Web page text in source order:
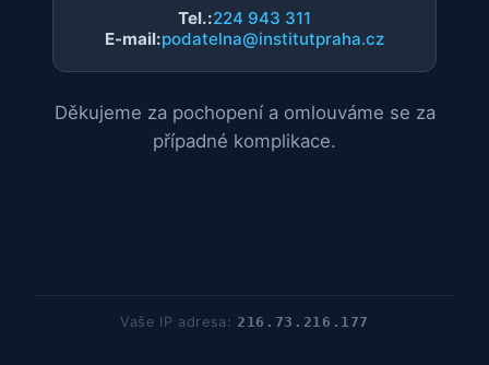
Tel.:224 943 311
E-mail:podatelna@institutpraha.cz
Děkujeme za pochopení a omlouváme se za
případné komplikace.
Vaše IP adresa:216.73.216.177